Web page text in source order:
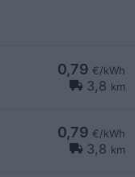
0,79 €/kWh
3,8 km
0,79 €/kWh
3,8 km